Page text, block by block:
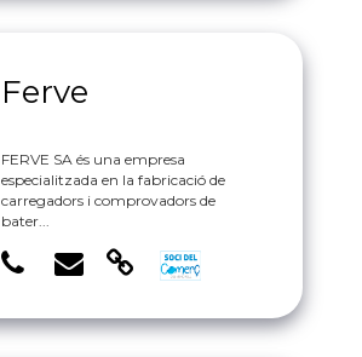
Ferve
FERVE SA és una empresa
especialitzada en la fabricació de
carregadors i comprovadors de
bater...